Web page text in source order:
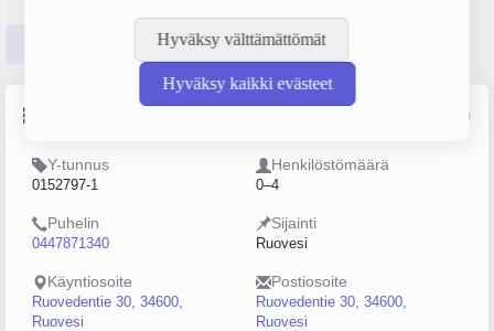
Hyväksy välttämättömät
Hyväksy kaikki evästeet
Tilinpäätösluvut Päättäjätiedot
Lähde: YTJ, PRH, Traficom
Y-tunnus
0152797-1
Henkilöstömäärä
0–4
Puhelin
0447871340
Sijainti
Ruovesi
Käyntiosoite
Ruovedentie 30, 34600,
Ruovesi
Postiosoite
Ruovedentie 30, 34600,
Ruovesi